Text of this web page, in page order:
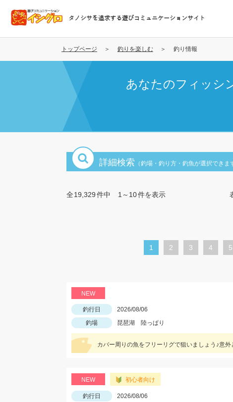
コ
テ
タノシサを追求する遊びコミュニケーションサイト
トップページ 釣りを楽しむ 釣り情報
あなたのフィッシ
詳細検索 （釣場・釣り方・釣魚が選択できま
全19,329件中 1～10件を表示
カ
ー
1
ペ
2
ペ
3
ペ
4
ペ
5
NEW
釣行日 2026/08/06
釣場
琵琶湖 陸っぱり
カバー周りの魚をフリーリグで狙いましょう♪意
NEW 初心者向け
釣行日 2026/08/06